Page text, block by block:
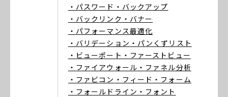
・パスワード ・バックアップ
・バックリンク ・バナー
・パフォーマンス最適化
・バリデーション ・パンくずリスト
・ビューポート ・ファーストビュー
・ファイアウォール ・ファネル分析
・ファビコン ・フィード ・フォーム
・フォールドライン ・フォント